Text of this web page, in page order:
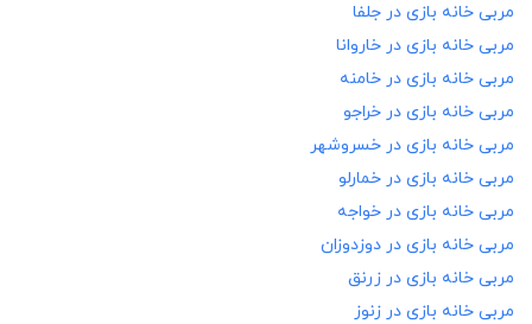
مربی خانه بازی در جلفا
مربی خانه بازی در خاروانا
مربی خانه بازی در خامنه
مربی خانه بازی در خراجو
مربی خانه بازی در خسروشهر
مربی خانه بازی در خمارلو
مربی خانه بازی در خواجه
مربی خانه بازی در دوزدوزان
مربی خانه بازی در زرنق
مربی خانه بازی در زنوز